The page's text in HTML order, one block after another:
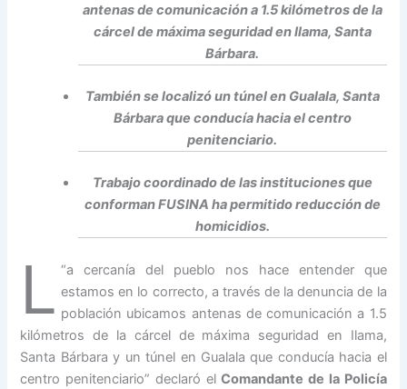
antenas de comunicación a 1.5 kilómetros de la
cárcel de máxima seguridad en Ilama, Santa
Bárbara.
También se localizó un túnel en Gualala, Santa
Bárbara que conducía hacia el centro
penitenciario.
Trabajo coordinado de las instituciones que
conforman FUSINA ha permitido reducción de
homicidios.
“
L
a cercanía del pueblo nos hace entender que
estamos en lo correcto, a través de la denuncia de la
población ubicamos antenas de comunicación a 1.5
kilómetros de la cárcel de máxima seguridad en Ilama,
Santa Bárbara y un túnel en Gualala que conducía hacia el
centro penitenciario” declaró elComandante de la Policía